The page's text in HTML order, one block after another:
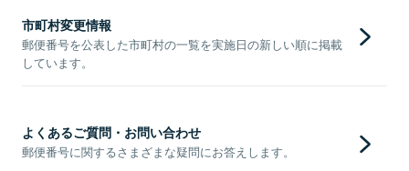
市町村変更情報
郵便番号を公表した市町村の一覧を実施日の新しい順に掲載
しています。
よくあるご質問・お問い合わせ
郵便番号に関するさまざまな疑問にお答えします。